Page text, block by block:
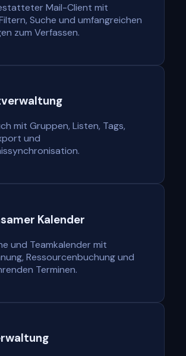
Mail-Client mit
Suche und umfangreichen
zum Verfassen.
mit Gruppen, Listen, Tags,
und
Kalender
und Teamkalender mit
Ressourcenbuchung und
Terminen.